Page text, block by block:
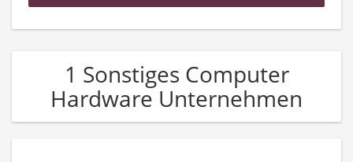
1 Sonstiges Computer
Hardware Unternehmen